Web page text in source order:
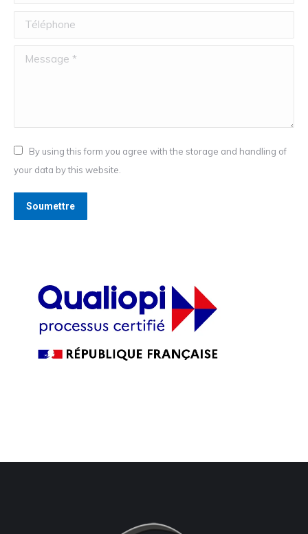
Téléphone
Message *
By using this form you agree with the storage and handling of
your data by this website.
Soumettre